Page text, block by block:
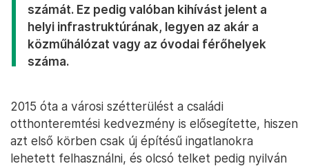
számát. Ez pedig valóban kihívást jelent a
helyi infrastruktúrának, legyen az akár a
közműhálózat vagy az óvodai férőhelyek
száma.
2015 óta a városi szétterülést a családi
otthonteremtési kedvezmény is elősegítette, hiszen
azt első körben csak új építésű ingatlanokra
lehetett felhasználni, és olcsó telket pedig nyilván